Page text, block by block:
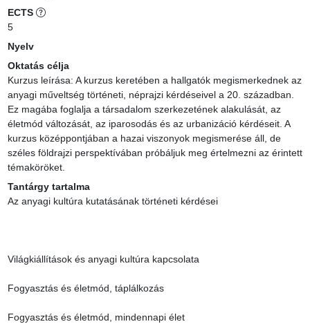
ECTS
5
Nyelv
Oktatás célja
Kurzus leírása: A kurzus keretében a hallgatók megismerkednek az
anyagi műveltség történeti, néprajzi kérdéseivel a 20. században.
Ez magába foglalja a társadalom szerkezetének alakulását, az
életmód változását, az iparosodás és az urbanizáció kérdéseit. A
kurzus középpontjában a hazai viszonyok megismerése áll, de
széles földrajzi perspektívában próbáljuk meg értelmezni az érintett
témaköröket.
Tantárgy tartalma
Az anyagi kultúra kutatásának történeti kérdései
Világkiállítások és anyagi kultúra kapcsolata ​
Fogyasztás és életmód, táplálkozás
Fogyasztás és életmód, mindennapi élet